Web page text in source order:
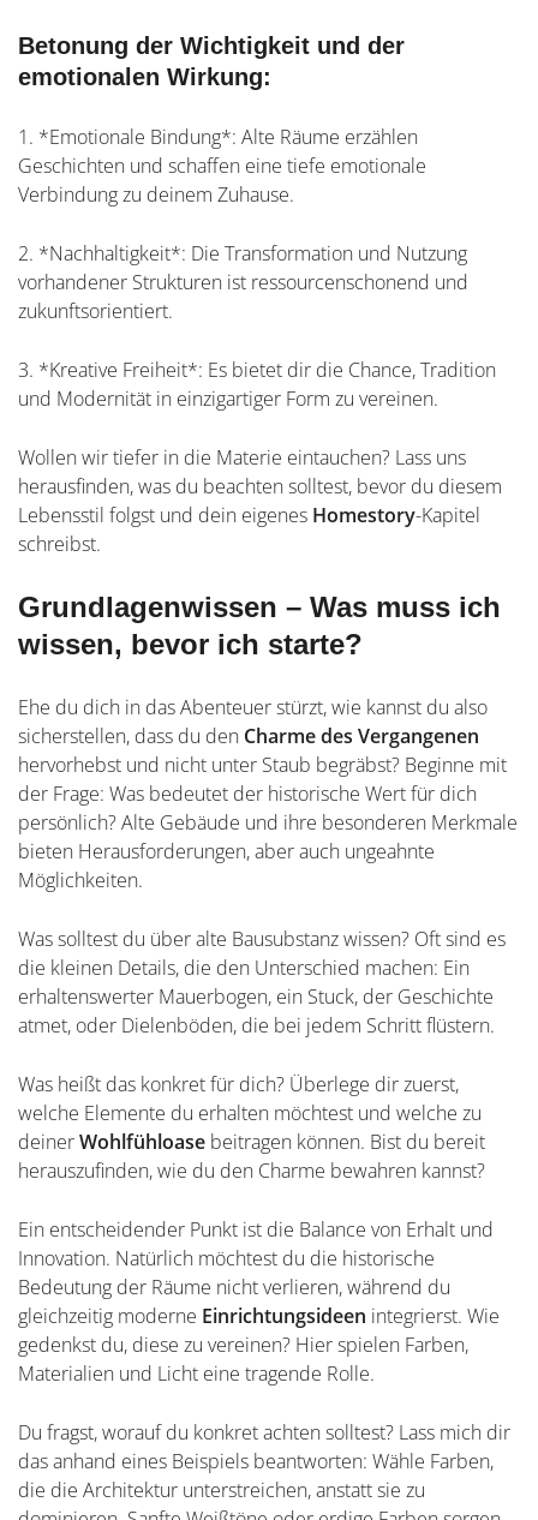
Betonung der Wichtigkeit und der
emotionalen Wirkung:
1. *Emotionale Bindung*: Alte Räume erzählen
Geschichten und schaffen eine tiefe emotionale
Verbindung zu deinem Zuhause.
2. *Nachhaltigkeit*: Die Transformation und Nutzung
vorhandener Strukturen ist ressourcenschonend und
zukunftsorientiert.
3. *Kreative Freiheit*: Es bietet dir die Chance, Tradition
und Modernität in einzigartiger Form zu vereinen.
Wollen wir tiefer in die Materie eintauchen? Lass uns
herausfinden, was du beachten solltest, bevor du diesem
Lebensstil folgst und dein eigenes Homestory-Kapitel
schreibst.
Grundlagenwissen – Was muss ich
wissen, bevor ich starte?
Ehe du dich in das Abenteuer stürzt, wie kannst du also
sicherstellen, dass du den Charme des Vergangenen
hervorhebst und nicht unter Staub begräbst? Beginne mit
der Frage: Was bedeutet der historische Wert für dich
persönlich? Alte Gebäude und ihre besonderen Merkmale
bieten Herausforderungen, aber auch ungeahnte
Möglichkeiten.
Was solltest du über alte Bausubstanz wissen? Oft sind es
die kleinen Details, die den Unterschied machen: Ein
erhaltenswerter Mauerbogen, ein Stuck, der Geschichte
atmet, oder Dielenböden, die bei jedem Schritt flüstern.
Was heißt das konkret für dich? Überlege dir zuerst,
welche Elemente du erhalten möchtest und welche zu
deinerWohlfühloase beitragen können. Bist du bereit
herauszufinden, wie du den Charme bewahren kannst?
Ein entscheidender Punkt ist die Balance von Erhalt und
Innovation. Natürlich möchtest du die historische
Bedeutung der Räume nicht verlieren, während du
gleichzeitig moderne Einrichtungsideen integrierst. Wie
gedenkst du, diese zu vereinen? Hier spielen Farben,
Materialien und Licht eine tragende Rolle.
Du fragst, worauf du konkret achten solltest? Lass mich dir
das anhand eines Beispiels beantworten: Wähle Farben,
die die Architektur unterstreichen, anstatt sie zu